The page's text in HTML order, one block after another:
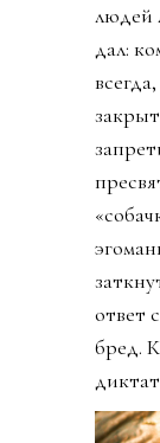
людей
дал:
ответ
бред.